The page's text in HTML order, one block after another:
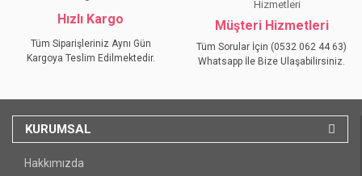
Hızlı Kargo
Tüm Siparişleriniz Aynı Gün
Kargoya Teslim Edilmektedir.
Müşteri Hizmetleri
Tüm Sorular İçin (0532 062 44 63)
Whatsapp İle Bize Ulaşabilirsiniz.
KURUMSAL
Hakkımızda